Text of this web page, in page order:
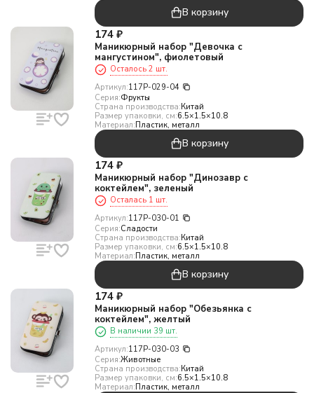
В корзину
174 ₽
Маникюрный набор "Девочка с
мангустином", фиолетовый
Осталось 2 шт.
Артикул:117P-029-04
Серия:Фрукты
Страна производства:Китай
Размер упаковки, см:6.5×1.5×10.8
Материал:Пластик, металл
В корзину
174 ₽
Маникюрный набор "Динозавр с
коктейлем", зеленый
Осталась 1 шт.
Артикул:117P-030-01
Серия:Сладости
Страна производства:Китай
Размер упаковки, см:6.5×1.5×10.8
Материал:Пластик, металл
В корзину
174 ₽
Маникюрный набор "Обезьянка с
коктейлем", желтый
В наличии 39 шт.
Артикул:117P-030-03
Серия:Животные
Страна производства:Китай
Размер упаковки, см:6.5×1.5×10.8
Материал:Пластик, металл